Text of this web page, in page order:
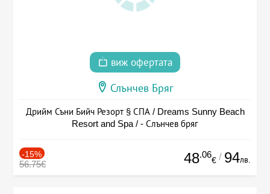
виж офертата
Слънчев Бряг
Дрийм Съни Бийч Резорт § СПА / Dreams Sunny Beach
Resort and Spa / - Слънчев бряг
-15%
56.75€ 48.06
€ / 94лв.